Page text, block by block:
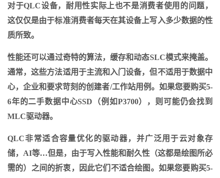
对于QLC设备，耐用性实际上也不是消费者使用的问题，
这仅仅是由于标准消费者每天在其设备上写入多少数据的性
质所致。
性能还可以通过奇特的算法，缓存和动态SLC模式来掩盖。
通常，这些方法适用于主流和入门设备，但不适用于数据中
心，企业和要求苛刻的创建者/工作站用例。如果您要购买5-
6年的二手数据中心SSD（例如P3700），则可能仍会找到
MLC驱动器。
QLC非常适合容量优化的驱动器，并广泛用于云对象存
储，AI等…但是，由于写入性能和耐久性（这都是绘图所必
需的）之间的折衷，因此它们不适合绘图。如果您要购买5-